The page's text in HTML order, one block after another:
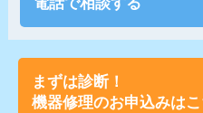
まずは診断！
機器修理のお申込みはこ